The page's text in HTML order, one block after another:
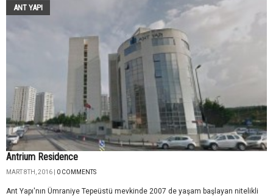
ANT YAPI
Antrium Residence
MART 8TH, 2016 | 0 COMMENTS
Ant Yapı'nın Ümraniye Tepeüstü mevkinde 2007 de yaşam başlayan nitelikli